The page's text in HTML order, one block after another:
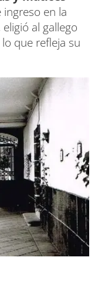
ingreso en la
al gallego
que refleja su